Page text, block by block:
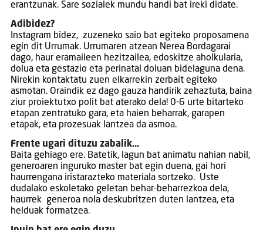
erantzunak. Sare sozialek mundu handi bat ireki didate.
Adibidez?
Instagram bidez, zuzeneko saio bat egiteko proposamena
egin dit Urrumak. Urrumaren atzean Nerea Bordagarai
dago, haur eramaileen hezitzailea, edoskitze aholkularia,
dolua eta gestazio eta perinatal doluan bidelaguna dena.
Nirekin kontaktatu zuen elkarrekin zerbait egiteko
asmotan. Oraindik ez dago gauza handirik zehaztuta, baina
ziur proiektutxo polit bat aterako dela! 0-6 urte bitarteko
etapan zentratuko gara, eta haien beharrak, garapen
etapak, eta prozesuak lantzea da asmoa.
Frente ugari dituzu zabalik…
Baita gehiago ere. Batetik, lagun bat animatu nahian nabil,
generoaren inguruko master bat egin duena, gai hori
haurrengana iristarazteko materiala sortzeko. Uste
dudalako eskoletako geletan behar-beharrezkoa dela,
haurrek generoa nola deskubritzen duten lantzea, eta
helduak formatzea.